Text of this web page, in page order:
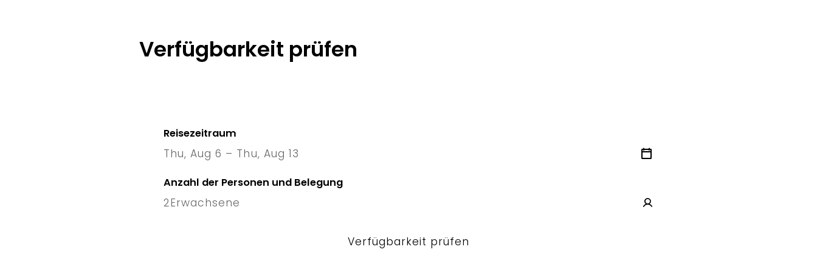
Verfügbarkeit prüfen
Reisezeitraum
Thu, Aug 6 – Thu, Aug 13
Anzahl der Personen und Belegung
2Erwachsene
Verfügbarkeit prüfen